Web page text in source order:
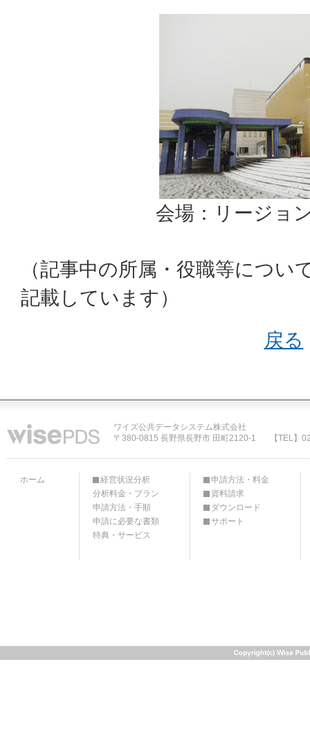
会場：リージョ
（記事中の所属・役職等につい
記載しています）
戻る
ワイズ公共データシステム株式会社
〒380-0815 長野県長野市 田町2120-1
【TEL】
ホーム
経営状況分析
分析料金・プラン
申請方法・手順
申請に必要な書類
特典・サービス
申請方法・料金
資料請求
ダウンロード
サポート